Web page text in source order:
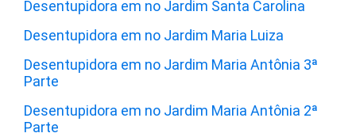
Desentupidora em no Jardim Santa Carolina
Desentupidora em no Jardim Maria Luiza
Desentupidora em no Jardim Maria Antônia 3ª
Parte
Desentupidora em no Jardim Maria Antônia 2ª
Parte